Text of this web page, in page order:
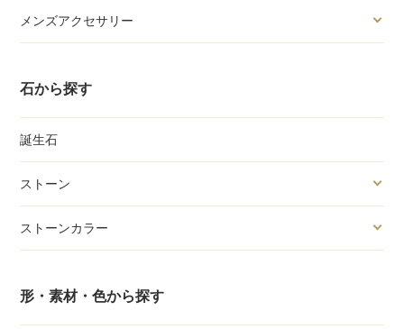
メンズアクセサリー
石から探す
誕生石
ストーン
ストーンカラー
形・素材・色から探す